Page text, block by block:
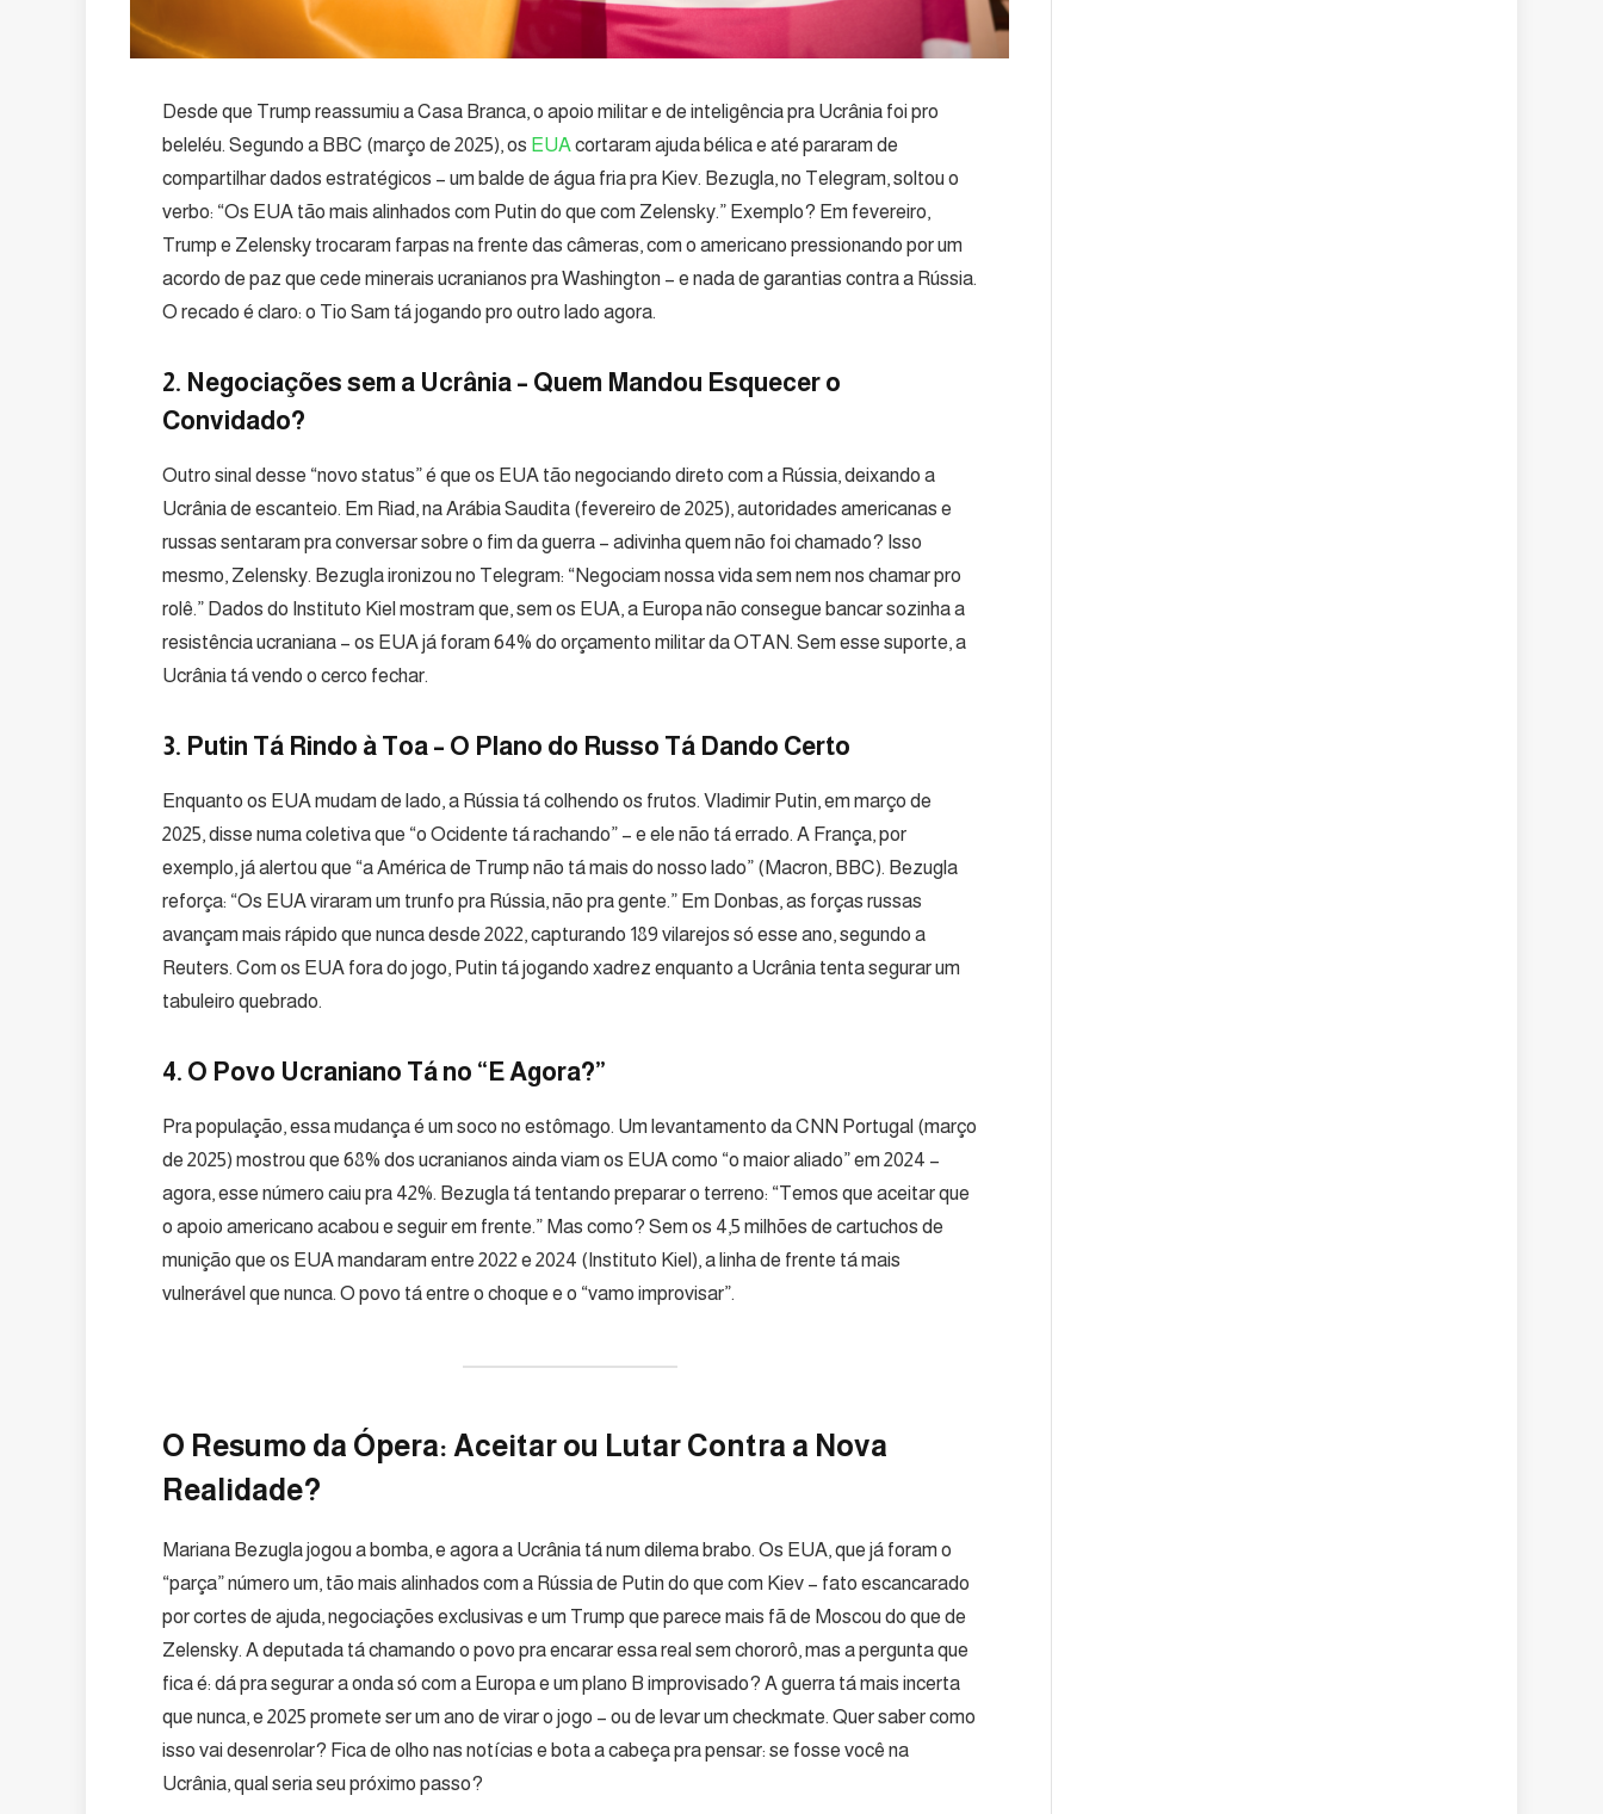
Desde que Trump reassumiu a Casa Branca, o apoio militar e de inteligência pra Ucrânia foi pro
beleléu. Segundo a BBC (março de 2025), os EUAcortaram ajuda bélica e até pararam de
compartilhar dados estratégicos – um balde de água fria pra Kiev. Bezugla, no Telegram, soltou o
verbo: “Os EUA tão mais alinhados com Putin do que com Zelensky.” Exemplo? Em fevereiro,
Trump e Zelensky trocaram farpas na frente das câmeras, com o americano pressionando por um
acordo de paz que cede minerais ucranianos pra Washington – e nada de garantias contra a Rússia.
O recado é claro: o Tio Sam tá jogando pro outro lado agora.
2. Negociações sem a Ucrânia – Quem Mandou Esquecer o
Convidado?
Outro sinal desse “novo status” é que os EUA tão negociando direto com a Rússia, deixando a
Ucrânia de escanteio. Em Riad, na Arábia Saudita (fevereiro de 2025), autoridades americanas e
russas sentaram pra conversar sobre o fim da guerra – adivinha quem não foi chamado? Isso
mesmo, Zelensky. Bezugla ironizou no Telegram: “Negociam nossa vida sem nem nos chamar pro
rolê.” Dados do Instituto Kiel mostram que, sem os EUA, a Europa não consegue bancar sozinha a
resistência ucraniana – os EUA já foram 64% do orçamento militar da OTAN. Sem esse suporte, a
Ucrânia tá vendo o cerco fechar.
3. Putin Tá Rindo à Toa – O Plano do Russo Tá Dando Certo
Enquanto os EUA mudam de lado, a Rússia tá colhendo os frutos. Vladimir Putin, em março de
2025, disse numa coletiva que “o Ocidente tá rachando” – e ele não tá errado. A França, por
exemplo, já alertou que “a América de Trump não tá mais do nosso lado” (Macron, BBC). Bezugla
reforça: “Os EUA viraram um trunfo pra Rússia, não pra gente.” Em Donbas, as forças russas
avançam mais rápido que nunca desde 2022, capturando 189 vilarejos só esse ano, segundo a
Reuters. Com os EUA fora do jogo, Putin tá jogando xadrez enquanto a Ucrânia tenta segurar um
tabuleiro quebrado.
4. O Povo Ucraniano Tá no “E Agora?”
Pra população, essa mudança é um soco no estômago. Um levantamento da CNN Portugal (março
de 2025) mostrou que 68% dos ucranianos ainda viam os EUA como “o maior aliado” em 2024 –
agora, esse número caiu pra 42%. Bezugla tá tentando preparar o terreno: “Temos que aceitar que
o apoio americano acabou e seguir em frente.” Mas como? Sem os 4,5 milhões de cartuchos de
munição que os EUA mandaram entre 2022 e 2024 (Instituto Kiel), a linha de frente tá mais
vulnerável que nunca. O povo tá entre o choque e o “vamo improvisar”.
O Resumo da Ópera: Aceitar ou Lutar Contra a Nova
Realidade?
Mariana Bezugla jogou a bomba, e agora a Ucrânia tá num dilema brabo. Os EUA, que já foram o
“parça” número um, tão mais alinhados com a Rússia de Putin do que com Kiev – fato escancarado
por cortes de ajuda, negociações exclusivas e um Trump que parece mais fã de Moscou do que de
Zelensky. A deputada tá chamando o povo pra encarar essa real sem chororô, mas a pergunta que
fica é: dá pra segurar a onda só com a Europa e um plano B improvisado? A guerra tá mais incerta
que nunca, e 2025 promete ser um ano de virar o jogo – ou de levar um checkmate. Quer saber como
isso vai desenrolar? Fica de olho nas notícias e bota a cabeça pra pensar: se fosse você na
Ucrânia, qual seria seu próximo passo?